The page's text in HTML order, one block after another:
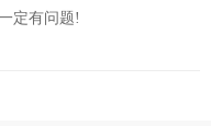
定有问题!